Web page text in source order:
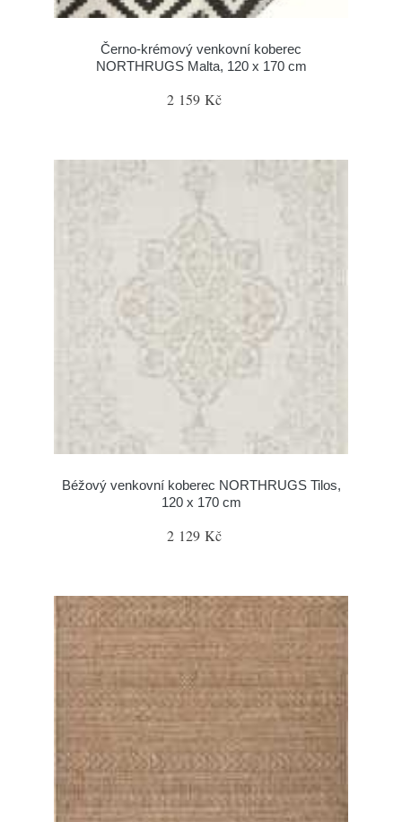
Černo-krémový venkovní koberec
NORTHRUGS Malta, 120 x 170 cm
2 159 Kč
Béžový venkovní koberec NORTHRUGS Tilos,
120 x 170 cm
2 129 Kč